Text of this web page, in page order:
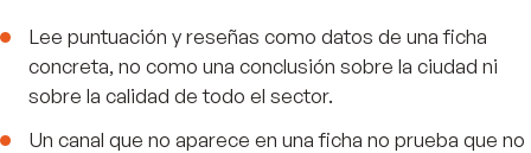
Lee puntuación y reseñas como datos de una ficha
concreta, no como una conclusión sobre la ciudad ni
sobre la calidad de todo el sector.
Un canal que no aparece en una ficha no prueba que no